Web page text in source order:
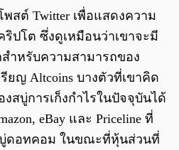
พสต์ Twitter เพื่อแสดงความ
ปโต ซึ่งดูเหมือนว่าเขาจะมี
ำหรับความสามารถของ
ยญ Altcoins บางตัวที่เขาคิด
สบู่การเก็งกำไรในปัจจุบันได้
eBay และ Priceline ที่
ดอทคอม ในขณะที่หุ้นส่วนที่